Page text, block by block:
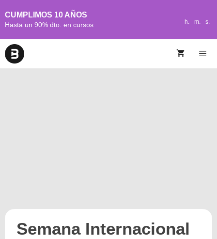
CUMPLIMOS 10 AÑOS
Hasta un 90% dto. en cursos h. m. s.
Semana Internacional